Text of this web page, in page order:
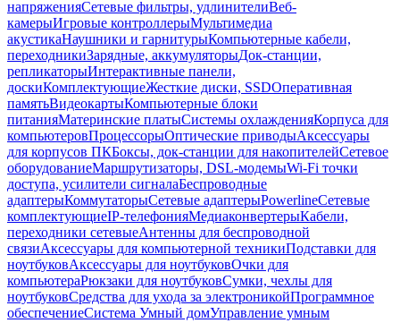
напряженияСетевые фильтры, удлинителиВеб-
камерыИгровые контроллерыМультимедиа
акустикаНаушники и гарнитурыКомпьютерные кабели,
переходникиЗарядные, аккумуляторыДок-станции,
репликаторыИнтерактивные панели,
доскиКомплектующиеЖесткие диски, SSDОперативная
памятьВидеокартыКомпьютерные блоки
питанияМатеринские платыСистемы охлажденияКорпуса для
компьютеровПроцессорыОптические приводыАксессуары
для корпусов ПКБоксы, док-станции для накопителейСетевое
оборудованиеМаршрутизаторы, DSL-модемыWi-Fi точки
доступа, усилители сигналаБеспроводные
адаптерыКоммутаторыСетевые адаптерыPowerlineСетевые
комплектующиеIP-телефонияМедиаконвертерыКабели,
переходники сетевыеАнтенны для беспроводной
связиАксессуары для компьютерной техникиПодставки для
ноутбуковАксессуары для ноутбуковОчки для
компьютераРюкзаки для ноутбуковСумки, чехлы для
ноутбуковСредства для ухода за электроникойПрограммное
обеспечениеСистема Умный домУправление умным